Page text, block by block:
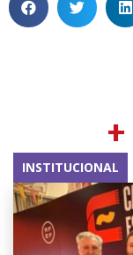
+
INSTITUCIONAL